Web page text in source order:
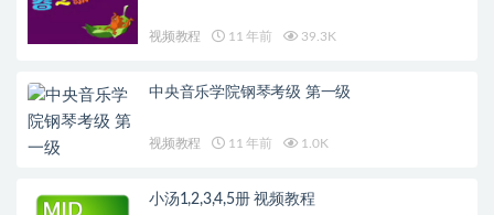
视频教程 11 年前 39.3K
中央音乐学院钢琴考级 第一级
视频教程 11 年前 1.0K
小汤1,2,3,4,5册 视频教程